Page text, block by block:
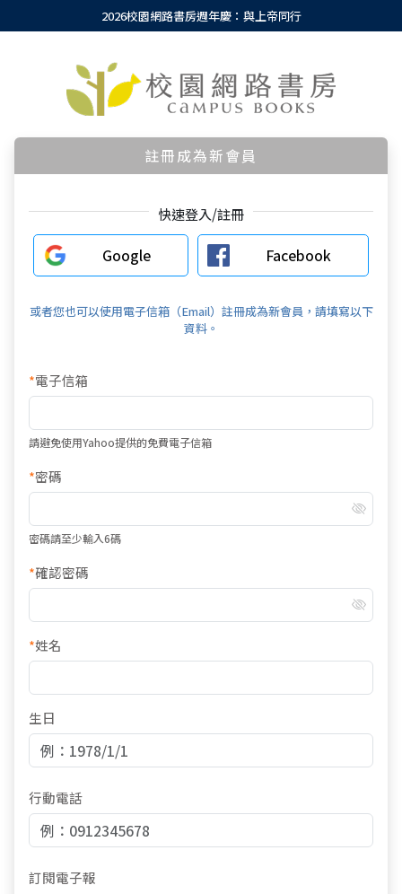
2026校園網路書房週年慶：與上帝同行
註冊成為新會員
快速登入/註冊
Google Facebook
或者您也可以使用電子信箱（Email）註冊成為新會員，請填寫以下
資料。
*電子信箱
請避免使用Yahoo提供的免費電子信箱
*密碼
密碼請至少輸入6碼
*確認密碼
*姓名
生日
行動電話
訂閱電子報